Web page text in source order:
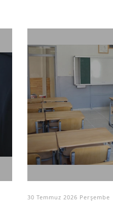
30 Temmuz 2026 Perşembe